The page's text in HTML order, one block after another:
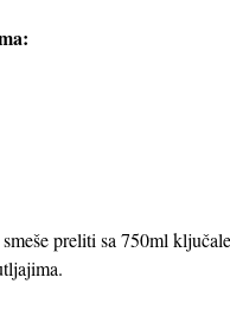
preliti sa 750ml